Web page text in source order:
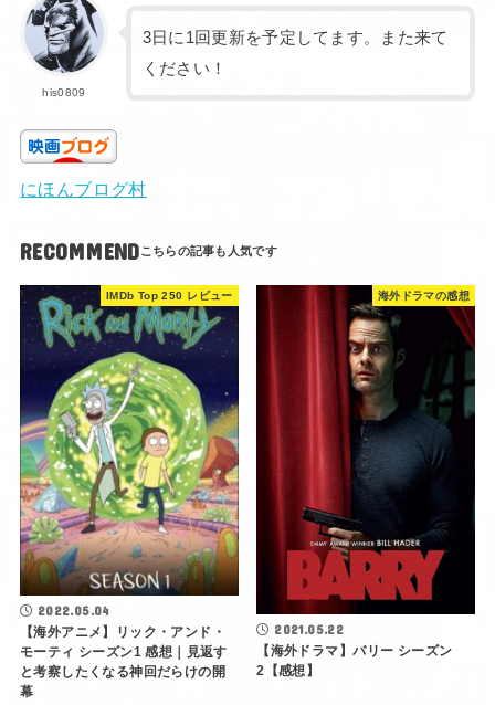
his0809
3日に1回更新を予定してます。また来て
ください！
にほんブログ村
RECOMMEND
IMDb Top 250 レビュー
2022.05.04
【海外アニメ】リック・アンド・
モーティ シーズン1 感想｜見返す
と考察したくなる神回だらけの開
幕
海外ドラマの感想
2021.05.22
【海外ドラマ】バリー シーズン
2【感想】